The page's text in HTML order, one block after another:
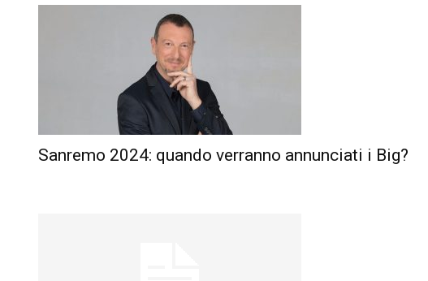
Sanremo 2024: quando verranno annunciati i Big?